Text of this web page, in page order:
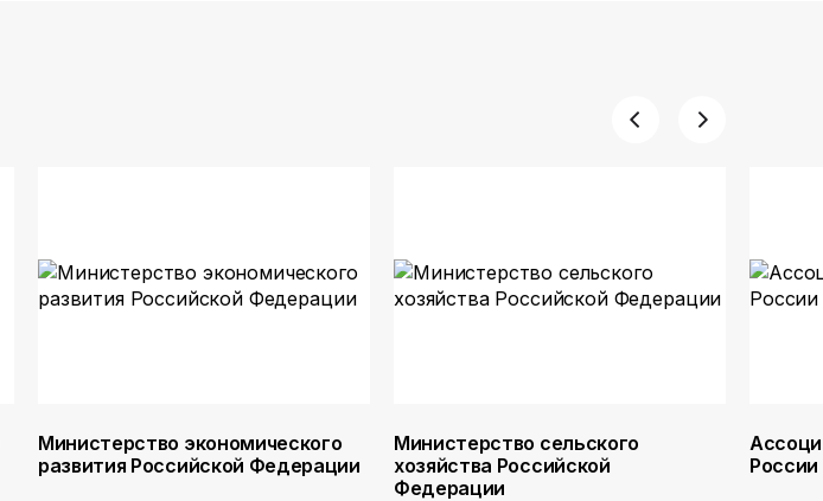
Министерство экономического
развития Российской Федерации
Министерство сельского
хозяйства Российской
Федерации
России